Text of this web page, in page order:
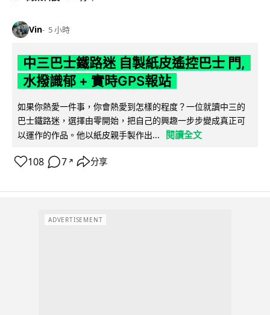
Vin 5 小時
中三巴士鐵路迷 自製紙皮遙控巴士 門,
水撥識郁 + 實時GPS報站
如果你熱愛一件事，你會熱愛到怎樣的程度？一位就讀中三的
巴士鐵路迷，選擇由零開始，把自己的興趣一步步變成真正可
以運作的作品。他以紙皮親手製作出...
閱讀全文
108 7 ↗ 分享
ADVERTISEMENT